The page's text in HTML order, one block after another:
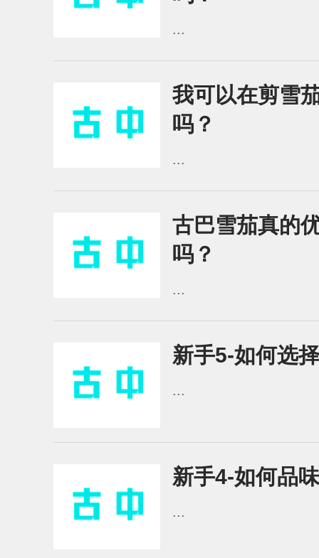
...
我可以在剪雪
吗？
...
古巴雪茄真的
吗？
...
新手5-如何选
...
新手4-如何品
...